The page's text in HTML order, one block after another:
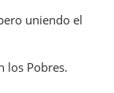
uniendo el
los Pobres.